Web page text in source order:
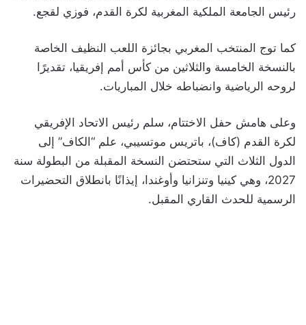
رئيس الجامعة الملكية المغربية لكرة القدم، فوزي لقجع.
كما توج المنتخب المغربي بجائزة اللعب النظيف الخاصة
بالنسخة الخامسة والثلاثين من كأس أمم إفريقيا، تقديرًا
لروحه الرياضية وانضباطه خلال المباريات.
وعلى هامش حفل الاختتام، سلم رئيس الاتحاد الإفريقي
لكرة القدم (كاف)، باتريس موتسيبي، علم “الكاف” إلى
الدول الثلاث التي ستحتضن النسخة المقبلة من البطولة سنة
2027، وهي كينيا وتنزانيا وأوغندا، إيذانًا بانطلاق التحضيرات
الرسمية للحدث القاري المقبل.